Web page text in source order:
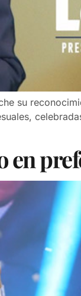
su
en